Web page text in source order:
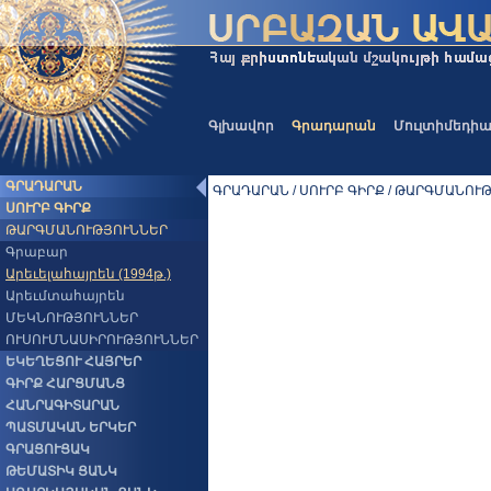
Գլխավոր Գրադարան Մուլտիմեդիա
ԳՐԱԴԱՐԱՆ
ՍՈՒՐԲ ԳԻՐՔ
ԹԱՐԳՄԱՆՈՒԹՅՈՒՆՆԵՐ
Գրաբար
Արեւելահայրեն (1994թ.)
Արեւմտահայրեն
ՄԵԿՆՈՒԹՅՈՒՆՆԵՐ
ՈՒՍՈՒՄՆԱՍԻՐՈՒԹՅՈՒՆՆԵՐ
ԵԿԵՂԵՑՈՒ ՀԱՅՐԵՐ
ԳԻՐՔ ՀԱՐՑՄԱՆՑ
ՀԱՆՐԱԳԻՏԱՐԱՆ
ՊԱՏՄԱԿԱՆ ԵՐԿԵՐ
ԳՐԱՑՈՒՑԱԿ
ԹԵՄԱՏԻԿ ՑԱՆԿ
ԳՐԱԴԱՐԱՆ / ՍՈՒՐԲ ԳԻՐՔ /